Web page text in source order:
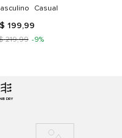
Casual
199,99
219,99 -9%
NB DRY